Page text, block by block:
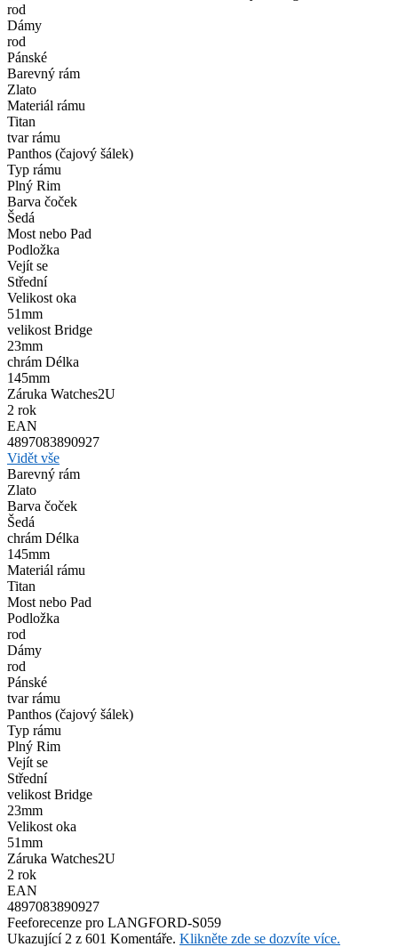
rod
Dámy
rod
Pánské
Barevný rám
Zlato
Materiál rámu
Titan
tvar rámu
Panthos (čajový šálek)
Typ rámu
Plný Rim
Barva čoček
Šedá
Most nebo Pad
Podložka
Vejít se
Střední
Velikost oka
51mm
velikost Bridge
23mm
chrám Délka
145mm
Záruka Watches2U
2 rok
EAN
4897083890927
Vidět vše
Barevný rám
Zlato
Barva čoček
Šedá
chrám Délka
145mm
Materiál rámu
Titan
Most nebo Pad
Podložka
rod
Dámy
rod
Pánské
tvar rámu
Panthos (čajový šálek)
Typ rámu
Plný Rim
Vejít se
Střední
velikost Bridge
23mm
Velikost oka
51mm
Záruka Watches2U
2 rok
EAN
4897083890927
Feeforecenze pro LANGFORD-S059
Ukazující 2 z 601 Komentáře. Klikněte zde se dozvíte více.